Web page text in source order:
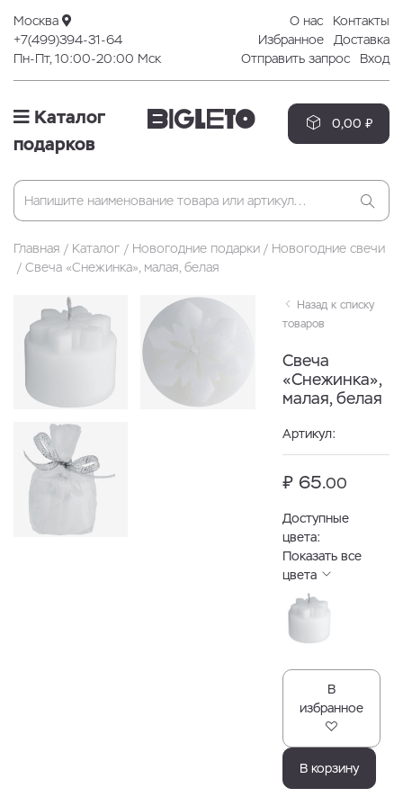
Москва
+7(499)394-31-64
Пн-Пт, 10:00-20:00 Мск
О нас
Контакты
Избранное
Доставка
Отправить запрос
Вход
Каталог
подарков
0,00 ₽
Главная Каталог Новогодние подарки
Новогодние свечи
Свеча «Снежинка», малая, белая
Назад к списку
товаров
Свеча
«Снежинка»,
малая, белая
Артикул:
₽ 65.00
Доступные
цвета:
Показать все
цвета
В
избранное
В корзину